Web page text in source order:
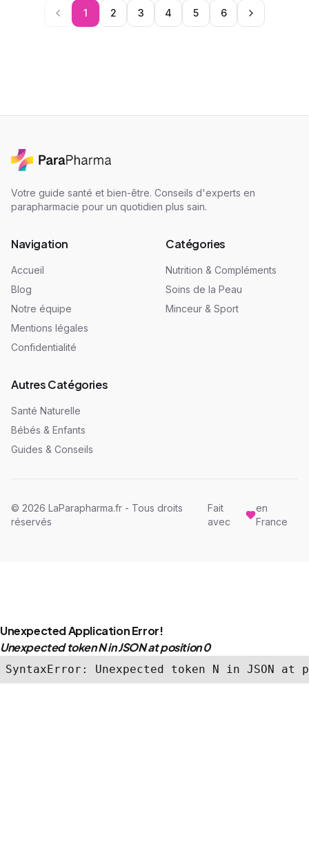
1 2 3 4 5 6
Votre guide santé et bien-être. Conseils d'experts en
parapharmacie pour un quotidien plus sain.
Navigation
Accueil
Blog
Notre équipe
Mentions légales
Confidentialité
Catégories
Nutrition & Compléments
Soins de la Peau
Minceur & Sport
Autres Catégories
Santé Naturelle
Bébés & Enfants
Guides & Conseils
© 2026 LaParapharma.fr - Tous droits
réservés
Fait
avec
en
France
Unexpected Application Error!
Unexpected token N in JSON at position 0
SyntaxError: Unexpected token N in JSON at